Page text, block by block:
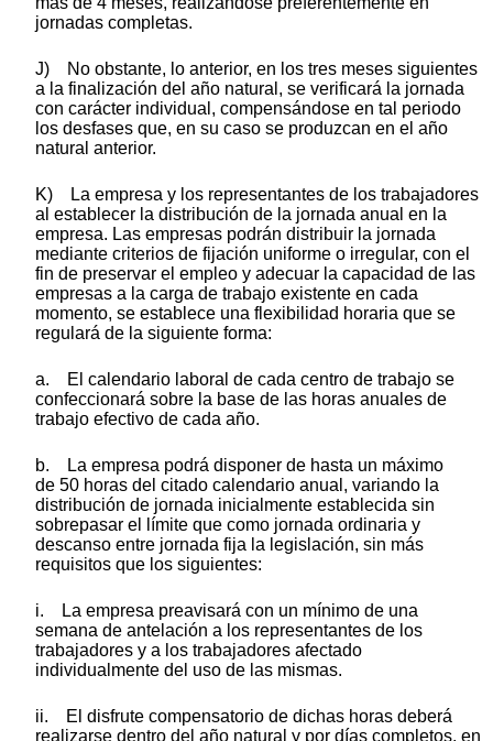
jornadas completas.
J) No obstante, lo anterior, en los tres meses siguientes
a la finalización del año natural, se verificará la jornada
con carácter individual, compensándose en tal periodo
los desfases que, en su caso se produzcan en el año
natural anterior.
K) La empresa y los representantes de los trabajadores
al establecer la distribución de la jornada anual en la
empresa. Las empresas podrán distribuir la jornada
mediante criterios de fijación uniforme o irregular, con el
fin de preservar el empleo y adecuar la capacidad de las
empresas a la carga de trabajo existente en cada
momento, se establece una flexibilidad horaria que se
regulará de la siguiente forma:
a. El calendario laboral de cada centro de trabajo se
confeccionará sobre la base de las horas anuales de
trabajo efectivo de cada año.
b. La empresa podrá disponer de hasta un máximo
de 50 horas del citado calendario anual, variando la
distribución de jornada inicialmente establecida sin
sobrepasar el límite que como jornada ordinaria y
descanso entre jornada fija la legislación, sin más
requisitos que los siguientes:
i. La empresa preavisará con un mínimo de una
semana de antelación a los representantes de los
trabajadores y a los trabajadores afectado
individualmente del uso de las mismas.
ii. El disfrute compensatorio de dichas horas deberá
realizarse dentro del año natural y por días completos, en